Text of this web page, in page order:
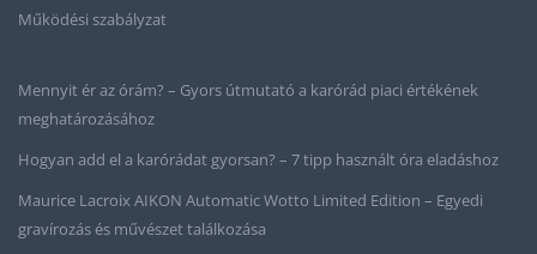
Működési szabályzat
Mennyit ér az órám? – Gyors útmutató a karórád piaci értékének
meghatározásához
Hogyan add el a karórádat gyorsan? – 7 tipp használt óra eladáshoz
Maurice Lacroix AIKON Automatic Wotto Limited Edition – Egyedi
gravírozás és művészet találkozása